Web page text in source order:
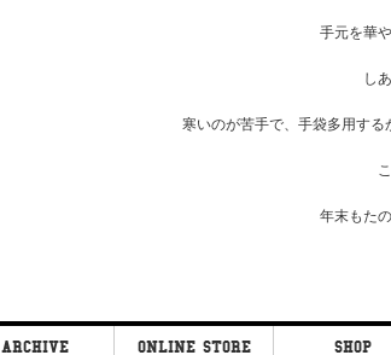
手元を華
し
寒いのが苦手で、手袋多用する
年末もた
ARCHIVE ONLINE STORE SHOP